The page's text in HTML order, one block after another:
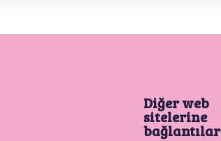
Diğer web
sitelerine
bağlantılar